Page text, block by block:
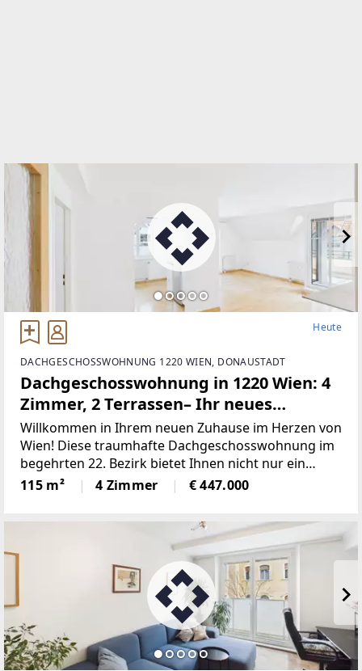
Heute
DACHGESCHOSSWOHNUNG 1220 WIEN, DONAUSTADT
Dachgeschosswohnung in 1220 Wien: 4
Zimmer, 2 Terrassen– Ihr neues
Zuhause!
Willkommen in Ihrem neuen Zuhause im Herzen von
Wien! Diese traumhafte Dachgeschosswohnung im
begehrten 22. Bezirk bietet Ihnen nicht nur ein
modernes Wohnambiente, sondern auch eine ideale
Lage mit all den Annehmlichkeiten, die das Leben in
115 m² 4 Zimmer € 447.000